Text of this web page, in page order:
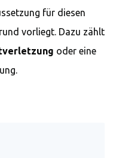
für diesen
vorliegt. Dazu zählt
oder eine